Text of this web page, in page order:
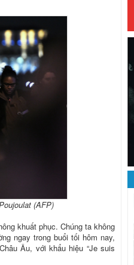
(AFP)
khuất phục. Chúng ta không
ngay trong buổi tối hôm nay,
Âu, với khẩu hiệu “Je suis